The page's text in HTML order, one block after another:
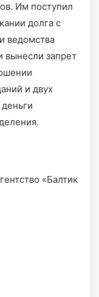
Им поступил
долга с
ведомства
вынесли запрет
и двух
«Балтик